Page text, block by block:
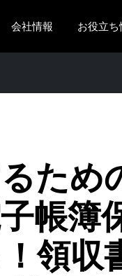
会社情報 お役立ち
México (Español)
Brasil (Português)
ため
帳簿
領収